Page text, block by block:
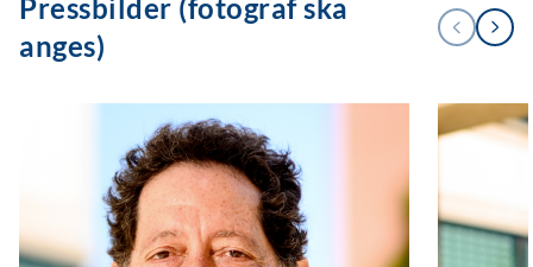
Pressbilder (fotograf ska
anges)
Previous Next